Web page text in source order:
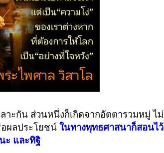
าะกัน ส่วนหนึ่งก็เกิดจากอัตตารวมหมู่
ผลประโยชน์ ในทางพุทธศาสนาก็สอนไ
ะ และทิฐิ